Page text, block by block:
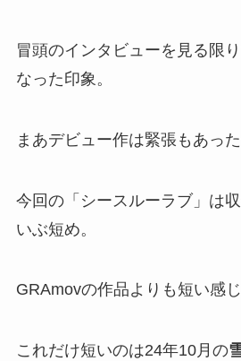
冒頭のインタビューを見る限
なった印象。
まあデビュー作は緊張もあっ
今回の「シースルーラブ」は
いぶ短め。
GRAmovの作品よりも短い感じ
これだけ短いのは24年10月の